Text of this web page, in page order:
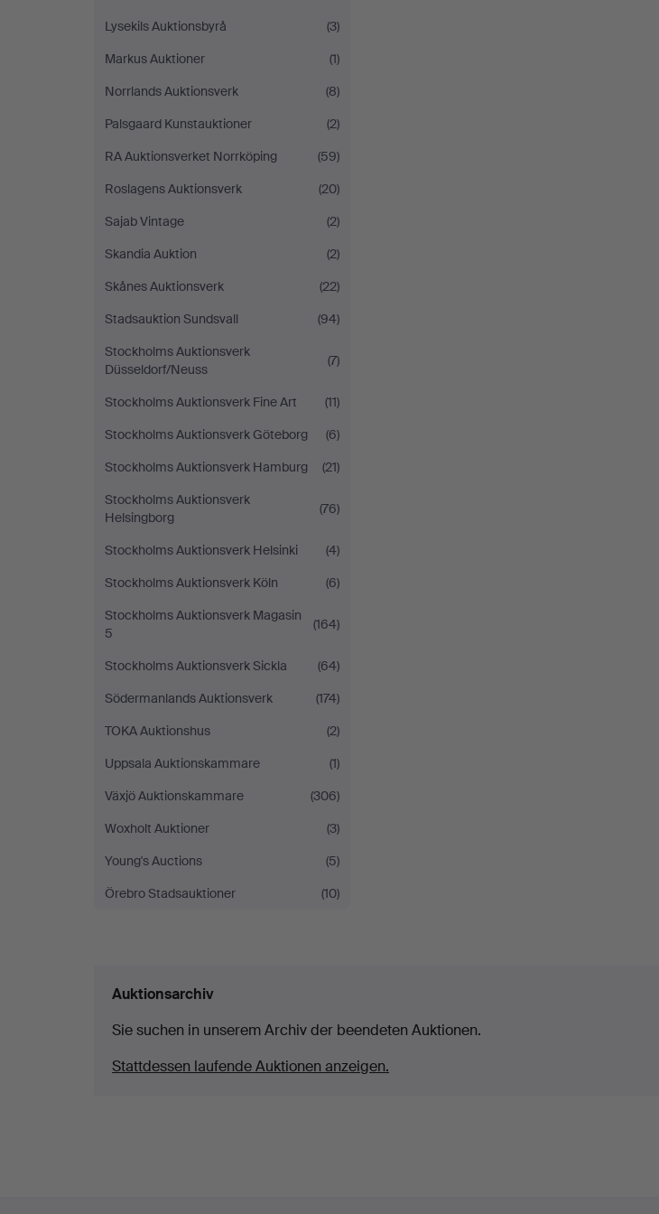
Lysekils Auktionsbyrå
(3)
Markus Auktioner
(1)
Norrlands Auktionsverk
(8)
Palsgaard Kunstauktioner
(2)
RA Auktionsverket Norrköping
(59)
Roslagens Auktionsverk
(20)
Sajab Vintage
(2)
Skandia Auktion
(2)
Skånes Auktionsverk
(22)
Stadsauktion Sundsvall
(94)
Stockholms Auktionsverk
Düsseldorf/Neuss
(7)
Stockholms Auktionsverk Fine Art
(11)
Stockholms Auktionsverk Göteborg
(6)
Stockholms Auktionsverk Hamburg
(21)
Stockholms Auktionsverk
Helsingborg
(76)
Stockholms Auktionsverk Helsinki
(4)
Stockholms Auktionsverk Köln
(6)
Stockholms Auktionsverk Magasin
5
(164)
Stockholms Auktionsverk Sickla
(64)
Södermanlands Auktionsverk
(174)
TOKA Auktionshus
(2)
Uppsala Auktionskammare
(1)
Växjö Auktionskammare
(306)
Woxholt Auktioner
(3)
Young's Auctions
(5)
Örebro Stadsauktioner
(10)
Auktionsarchiv
Sie suchen in unserem Archiv der beendeten Auktionen.
Stattdessen laufende Auktionen anzeigen.